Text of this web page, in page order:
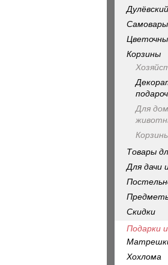
Самовары
Корзины
Для
Товары
Для дачи
Скидки
Подарки
Хохлома